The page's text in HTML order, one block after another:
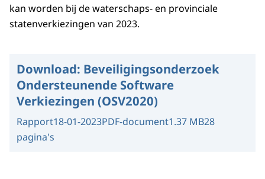
kan worden bij de waterschaps- en provinciale
statenverkiezingen van 2023.
Download: Beveiligingsonderzoek
Ondersteunende Software
Verkiezingen (OSV2020)
Rapport18-01-2023PDF-document1.37 MB28
pagina's